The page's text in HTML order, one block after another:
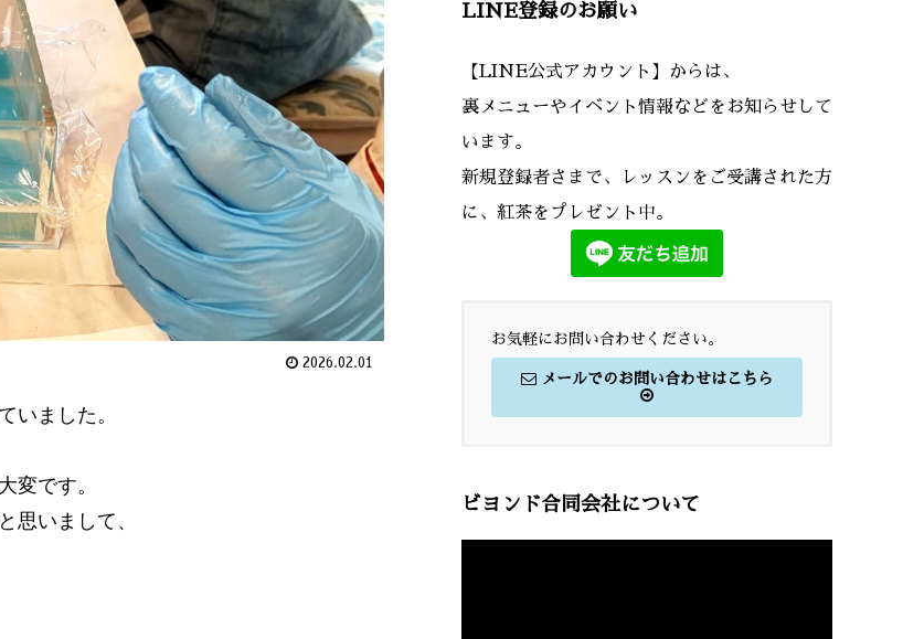
2026.02.01
いました。
変です。
思いまして、
LINE登録のお願い
【LINE公式アカウント】からは、
裏メニューやイベント情報などをお知らせして
います。
新規登録者さまで、レッスンをご受講された方
に、紅茶をプレゼント中。
お気軽にお問い合わせください。
メールでのお問い合わせはこちら
ビヨンド合同会社について